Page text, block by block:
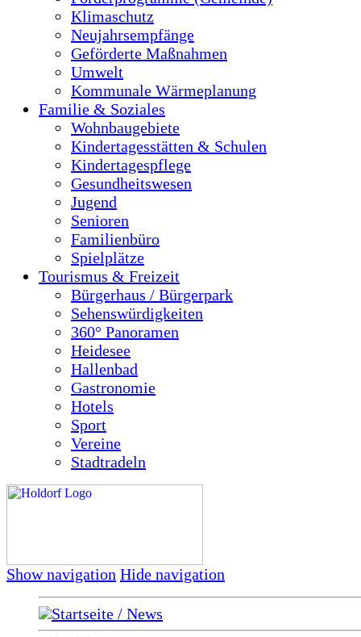
Klimaschutz
Neujahrsempfänge
Geförderte Maßnahmen
Umwelt
Kommunale Wärmeplanung
Familie & Soziales
Wohnbaugebiete
Kindertagesstätten & Schulen
Kindertagespflege
Gesundheitswesen
Jugend
Senioren
Familienbüro
Spielplätze
Tourismus & Freizeit
Bürgerhaus / Bürgerpark
Sehenswürdigkeiten
360° Panoramen
Heidesee
Hallenbad
Gastronomie
Hotels
Sport
Vereine
Stadtradeln
Show navigation Hide navigation
Startseite / News